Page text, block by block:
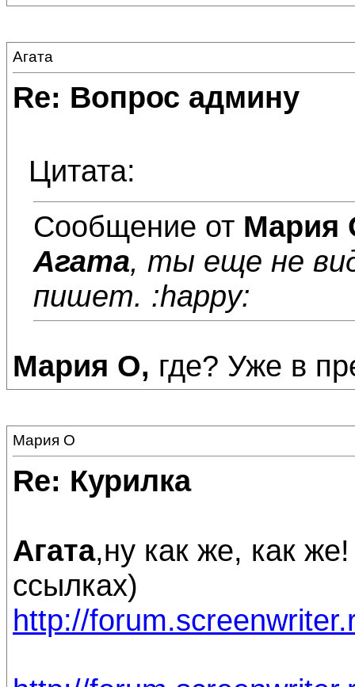
Агата
Re: Вопрос админу
Цитата:
Сообщение от Мария
Агата, ты еще не
пишет. :happy:
Мария О, где? Уже в
Мария О
Re: Курилка
Агата,ну как же, как
ссылках)
http://